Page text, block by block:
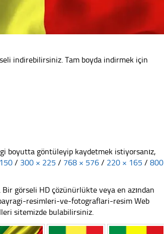
indirebilirsiniz. Tam boyda indirmek için
boyutta göntüleyip kaydetmek istiyorsanız,
/ 300 × 225 / 768 × 576 / 220 × 165 / 800
görseli HD çözünürlükte veya en azından
resimleri-ve-fotograflari-resim Web
sitemizde bulabilirsiniz.